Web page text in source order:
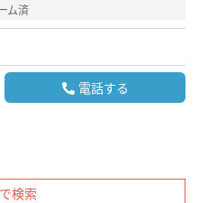
ム済
電話する
検索